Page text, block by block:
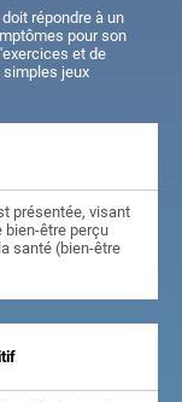
répondre à un
pour son
et de
jeux
présentée, visant
bien-être perçu
santé (bien-être